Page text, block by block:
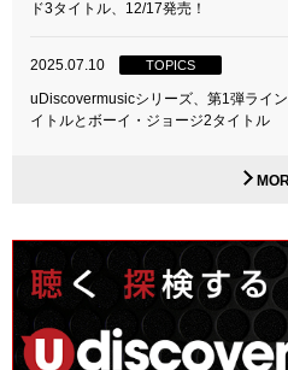
ド3タイトル、12/17発売！
2025.07.10 TOPICS
uDiscovermusicシリーズ、第1弾ライ
イトルとボーイ・ジョージ2タイトル